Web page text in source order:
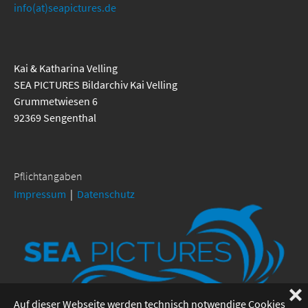
Auf dieser Webseite werden technisch notwendige Cookies ❌
info(at)seapictures.de
Kai & Katharina Velling
SEA PICTURES Bildarchiv Kai Velling
Grummetwiesen 6
92369 Sengenthal
Pflichtangaben
Impressum | Datenschutz